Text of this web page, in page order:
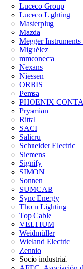
Luceco Group
Luceco Lighting
Masterplug
Mazda
Megger Instruments
Miguélez
mmconecta
Nexans
Niessen
ORBIS
Pemsa
PHOENIX
Prysmian
Rittal
SACI
Salicru
Schneider Electric
Siemens
Signify
SIMON
Sonnen
SUMCAB
Sync Energy
Thorn Lighting
Top Cable
VELTIUM
Weidmüller
Wieland Electric
Zennio
Socio industrial